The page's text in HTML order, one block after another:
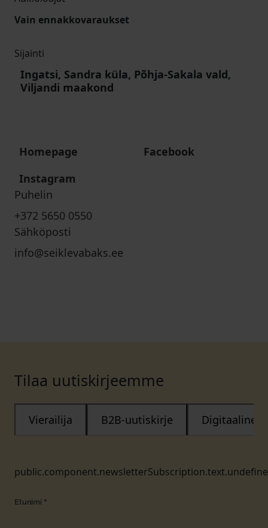
Vain ennakkovaraukset
Sijainti
Ingatsi, Sandra küla, Põhja-Sakala vald,
Viljandi maakond
Homepage
Facebook
Instagram
Puhelin
+372 5650 0550
Sähköposti
info@seiklevabaks.ee
Tilaa uutiskirjeemme
Vierailija B2B-uutiskirje Digitaalinen
Etunimi *